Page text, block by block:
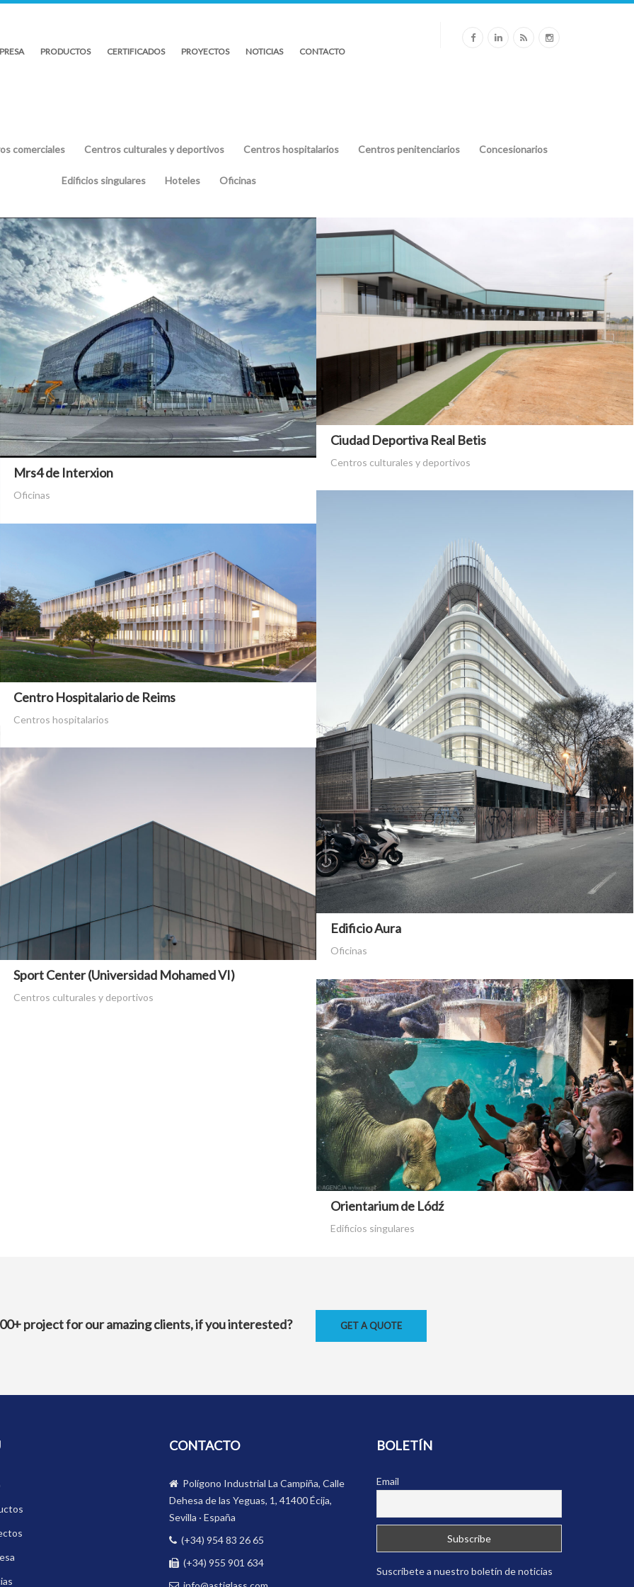
PRODUCTOS CERTIFICADOS PROYECTOS NOTICIAS CONTACTO
comerciales Centros culturales y deportivos Centros hospitalarios Centros penitenciarios Concesionarios
Edificios singulares Hoteles Oficinas
Mrs4 de Interxion
Oficinas
Ciudad Deportiva Real Betis
Centros culturales y deportivos
Edificio Aura
Oficinas
Centro Hospitalario de Reims
Centros hospitalarios
Sport Center (Universidad Mohamed VI)
Centros culturales y deportivos
Orientarium de Lódź
Edificios singulares
project for our amazing clients, if you interested? GET A QUOTE
CONTACTO
Polígono Industrial La Campiña, Calle
Dehesa de las Yeguas, 1, 41400 Écija,
Sevilla · España
(+34) 954 83 26 65
(+34) 955 901 634
BOLETÍN
Email
Suscríbete a nuestro boletín de noticias